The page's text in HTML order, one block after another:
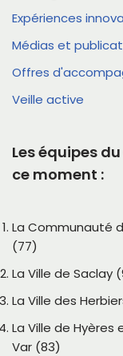
Expériences
Médias et
Offres
Veille active
Les équipes
ce moment :
La Communauté
(77)
La Ville de Saclay
La Ville des
La Ville de
Var (83)